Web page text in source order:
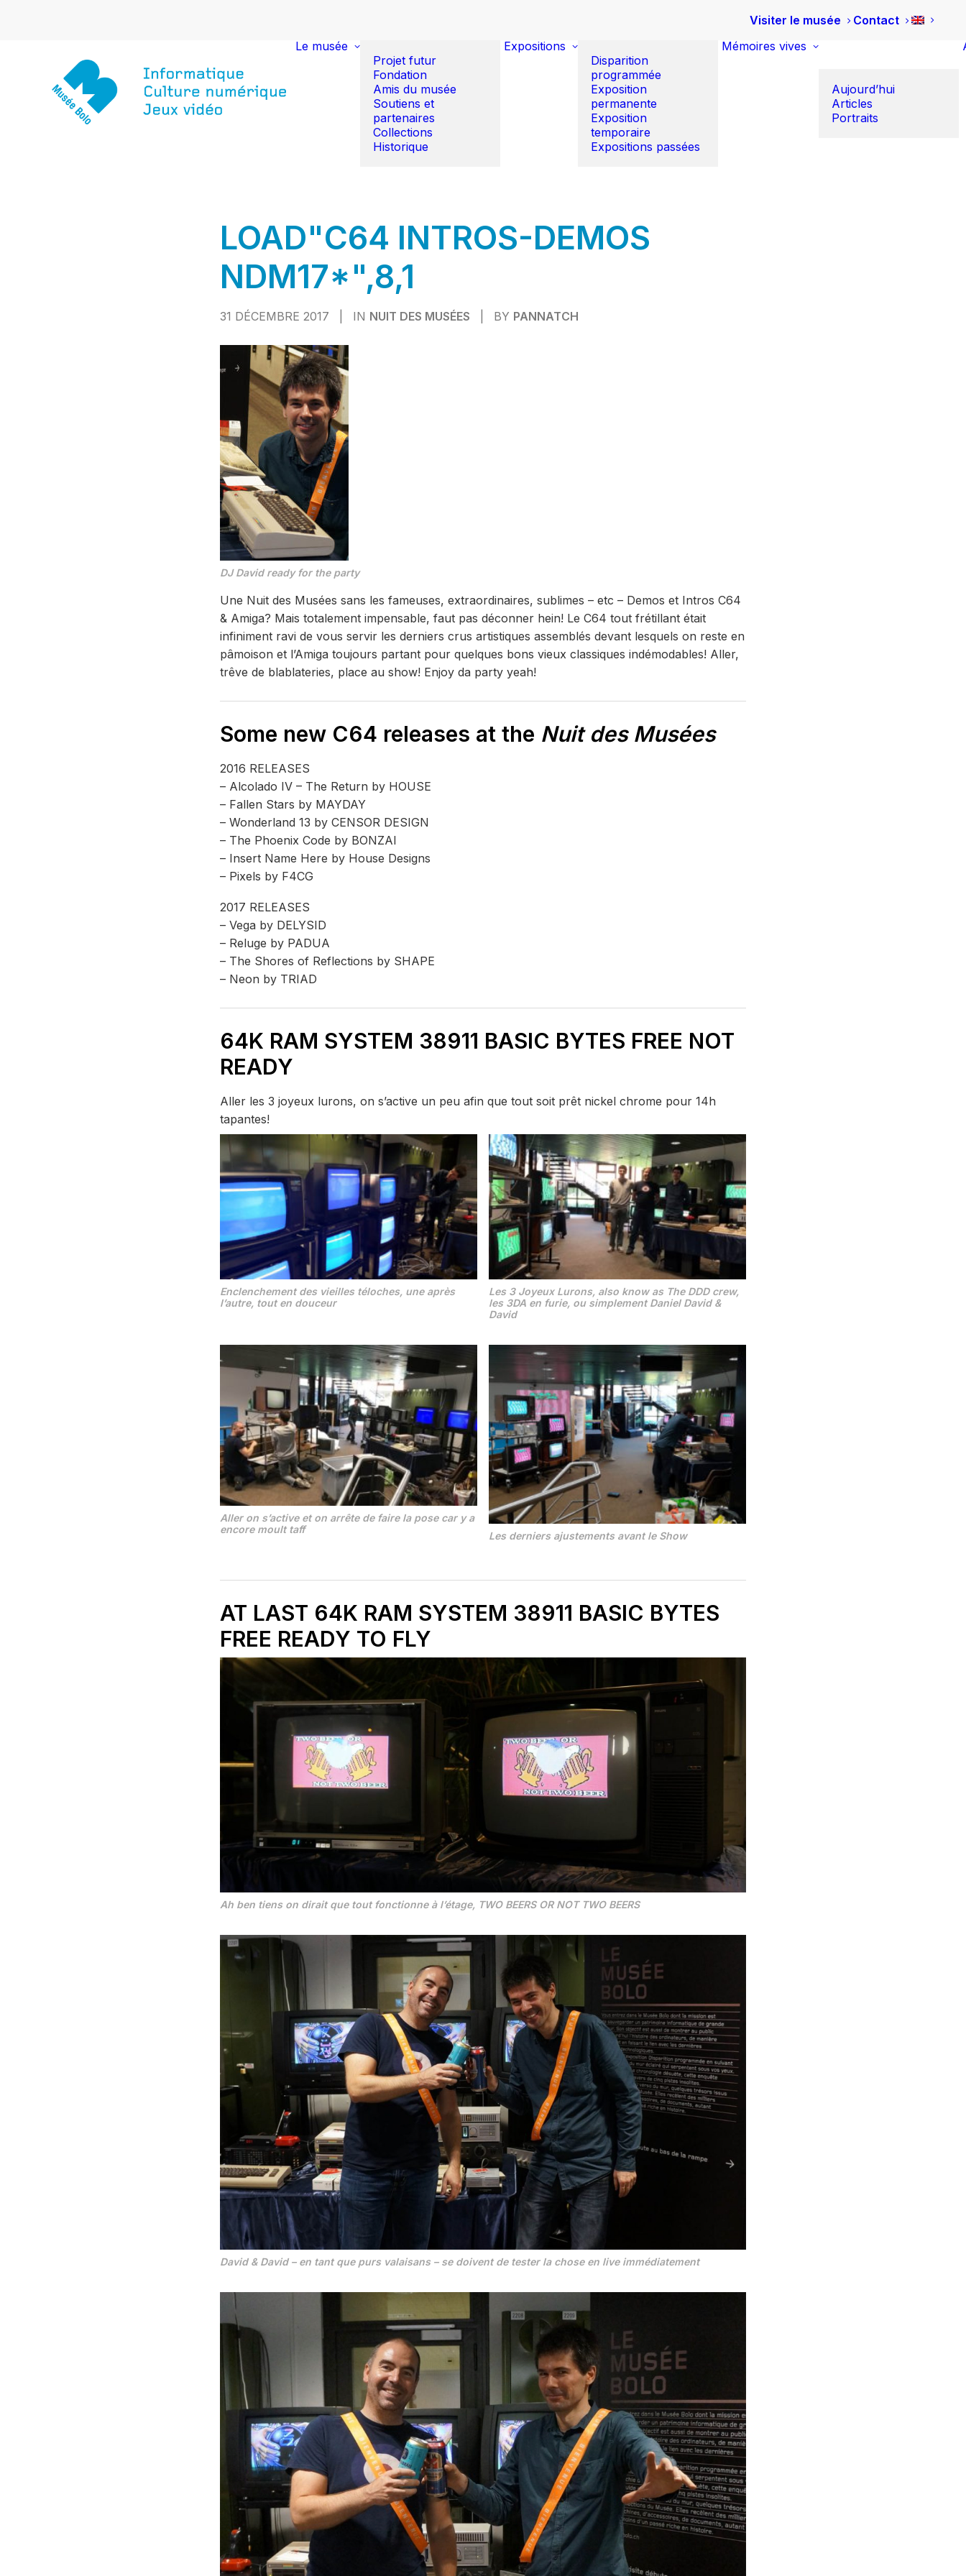
Visiter le musée
Contact
Le musée
Projet futur
Fondation
Amis du musée
Soutiens et
partenaires
Collections
Historique
Expositions
Disparition
programmée
Exposition
permanente
Exposition
temporaire
Expositions passées
Mémoires vives
Aujourd’hui
Articles
Portraits
LOAD"C64 INTROS-DEMOS
NDM17*",8,1
31 DÉCEMBRE 2017 IN NUIT DES MUSÉES BY PANNATCH
DJ David ready for the party
Une Nuit des Musées sans les fameuses, extraordinaires, sublimes – etc – Demos et Intros C64
& Amiga? Mais totalement impensable, faut pas déconner hein! Le C64 tout frétillant était
infiniment ravi de vous servir les derniers crus artistiques assemblés devant lesquels on reste en
pâmoison et l’Amiga toujours partant pour quelques bons vieux classiques indémodables! Aller,
trêve de blablateries, place au show! Enjoy da party yeah!
Some new C64 releases at the Nuit des Musées
2016 RELEASES
– Alcolado IV – The Return by HOUSE
– Fallen Stars by MAYDAY
– Wonderland 13 by CENSOR DESIGN
– The Phoenix Code by BONZAI
– Insert Name Here by House Designs
– Pixels by F4CG
2017 RELEASES
– Vega by DELYSID
– Reluge by PADUA
– The Shores of Reflections by SHAPE
– Neon by TRIAD
64K RAM SYSTEM 38911 BASIC BYTES FREE NOT
READY
Aller les 3 joyeux lurons, on s’active un peu afin que tout soit prêt nickel chrome pour 14h
tapantes!
Enclenchement des vieilles téloches, une après
l’autre, tout en douceur
Les 3 Joyeux Lurons, also know as The DDD crew,
les 3DA en furie, ou simplement Daniel David &
David
Aller on s’active et on arrête de faire la pose car y a
encore moult taff
Les derniers ajustements avant le Show
AT LAST 64K RAM SYSTEM 38911 BASIC BYTES
FREE READY TO FLY
Ah ben tiens on dirait que tout fonctionne à l’étage, TWO BEERS OR NOT TWO BEERS
David & David – en tant que purs valaisans – se doivent de tester la chose en live immédiatement